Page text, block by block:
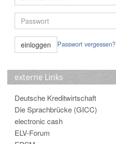
Passwort vergessen?
externe Links
Deutsche Kreditwirtschaft
Die Sprachbrücke (GICC)
electronic cash
ELV-Forum